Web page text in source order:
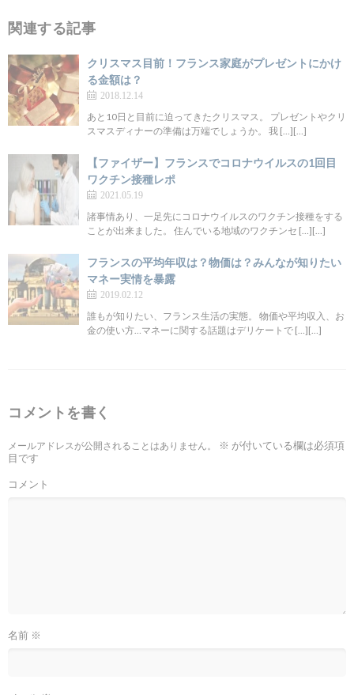
関連する記事
クリスマス目前！フランス家庭がプレゼントにかけ
る金額は？
2018.12.14
あと10日と目前に迫ってきたクリスマス。 プレゼントやクリ
スマスディナーの準備は万端でしょうか。 我 […][…]
【ファイザー】フランスでコロナウイルスの1回目
ワクチン接種レポ
2021.05.19
諸事情あり、一足先にコロナウイルスのワクチン接種をする
ことが出来ました。 住んでいる地域のワクチンセ […][…]
フランスの平均年収は？物価は？みんなが知りたい
マネー実情を暴露
2019.02.12
誰もが知りたい、フランス生活の実態。 物価や平均収入、お
金の使い方…マネーに関する話題はデリケートで […][…]
コメントを書く
メールアドレスが公開されることはありません。 ※ が付いている欄は必須項
目です
コメント
名前 ※